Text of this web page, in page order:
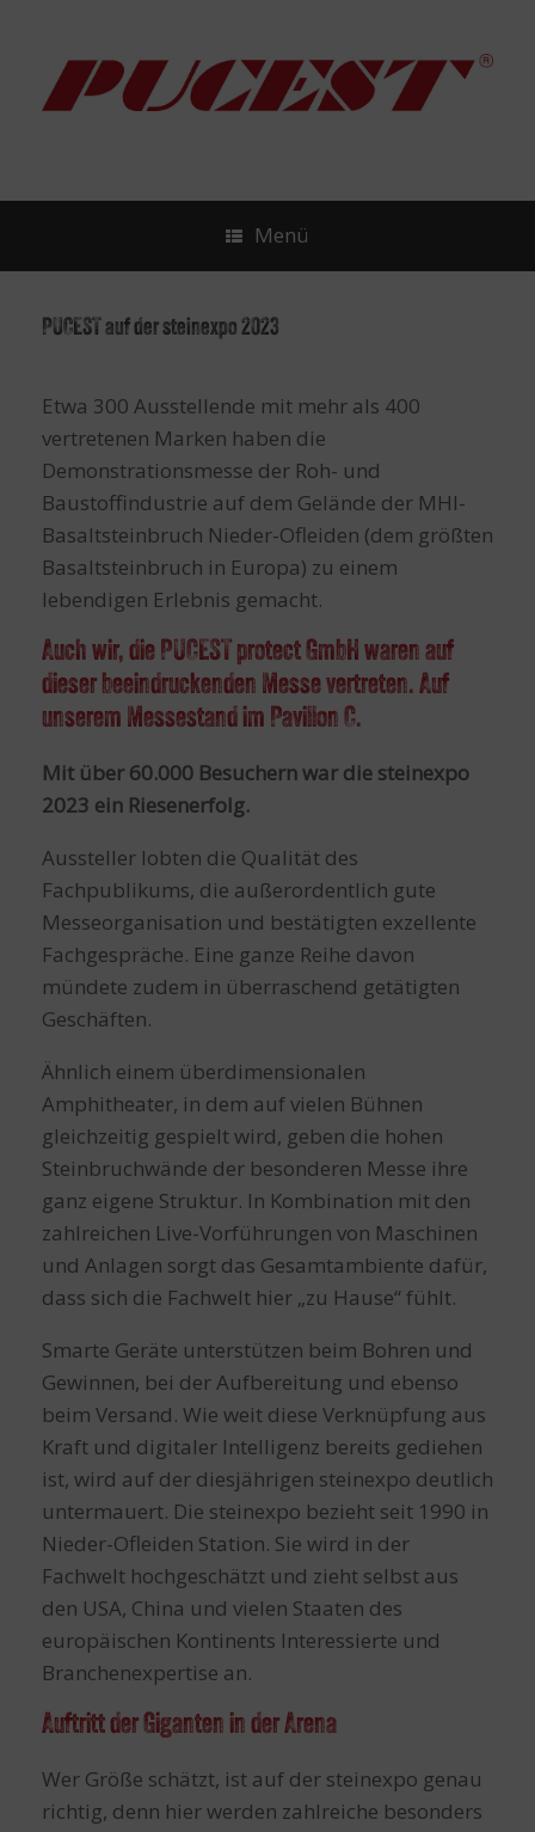
Menü
PUCEST auf der steinexpo 2023
Etwa 300 Ausstellende mit mehr als 400
vertretenen Marken haben die
Demonstrationsmesse der Roh- und
Baustoffindustrie auf dem Gelände der MHI-
Basaltsteinbruch Nieder-Ofleiden (dem größten
Basaltsteinbruch in Europa) zu einem
lebendigen Erlebnis gemacht.
Auch wir, die PUCEST protect GmbH waren auf
dieser beeindruckenden Messe vertreten. Auf
unserem Messestand im Pavillon C.
Mit über 60.000 Besuchern war die steinexpo
2023 ein Riesenerfolg.
Aussteller lobten die Qualität des
Fachpublikums, die außerordentlich gute
Messeorganisation und bestätigten exzellente
Fachgespräche. Eine ganze Reihe davon
mündete zudem in überraschend getätigten
Geschäften.
Ähnlich einem überdimensionalen
Amphitheater, in dem auf vielen Bühnen
gleichzeitig gespielt wird, geben die hohen
Steinbruchwände der besonderen Messe ihre
ganz eigene Struktur. In Kombination mit den
zahlreichen Live-Vorführungen von Maschinen
und Anlagen sorgt das Gesamtambiente dafür,
dass sich die Fachwelt hier „zu Hause“ fühlt.
Smarte Geräte unterstützen beim Bohren und
Gewinnen, bei der Aufbereitung und ebenso
beim Versand. Wie weit diese Verknüpfung aus
Kraft und digitaler Intelligenz bereits gediehen
ist, wird auf der diesjährigen steinexpo deutlich
untermauert. Die steinexpo bezieht seit 1990 in
Nieder-Ofleiden Station. Sie wird in der
Fachwelt hochgeschätzt und zieht selbst aus
den USA, China und vielen Staaten des
europäischen Kontinents Interessierte und
Branchenexpertise an.
Auftritt der Giganten in der Arena
Wer Größe schätzt, ist auf der steinexpo genau
richtig, denn hier werden zahlreiche besonders